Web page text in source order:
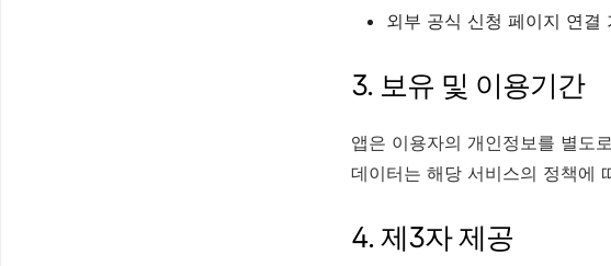
외부 공식 신청 페이지 연결
3. 보유 및 이용기간
앱은 이용자의 개인정보를 별도
데이터는 해당 서비스의 정책에
4. 제3자 제공